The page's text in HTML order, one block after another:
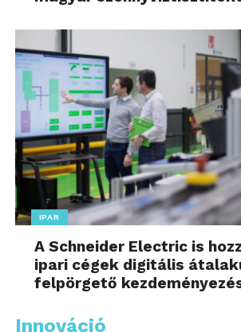
IPAR
A Schneider Electric is
ipari cégek digitális
felpörgető
Innováció